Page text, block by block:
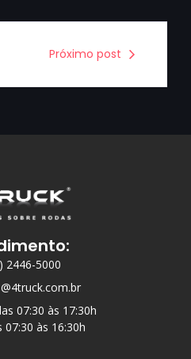
Próximo post
2446-5000
07:30 às 17:30h
07:30 às 16:30h